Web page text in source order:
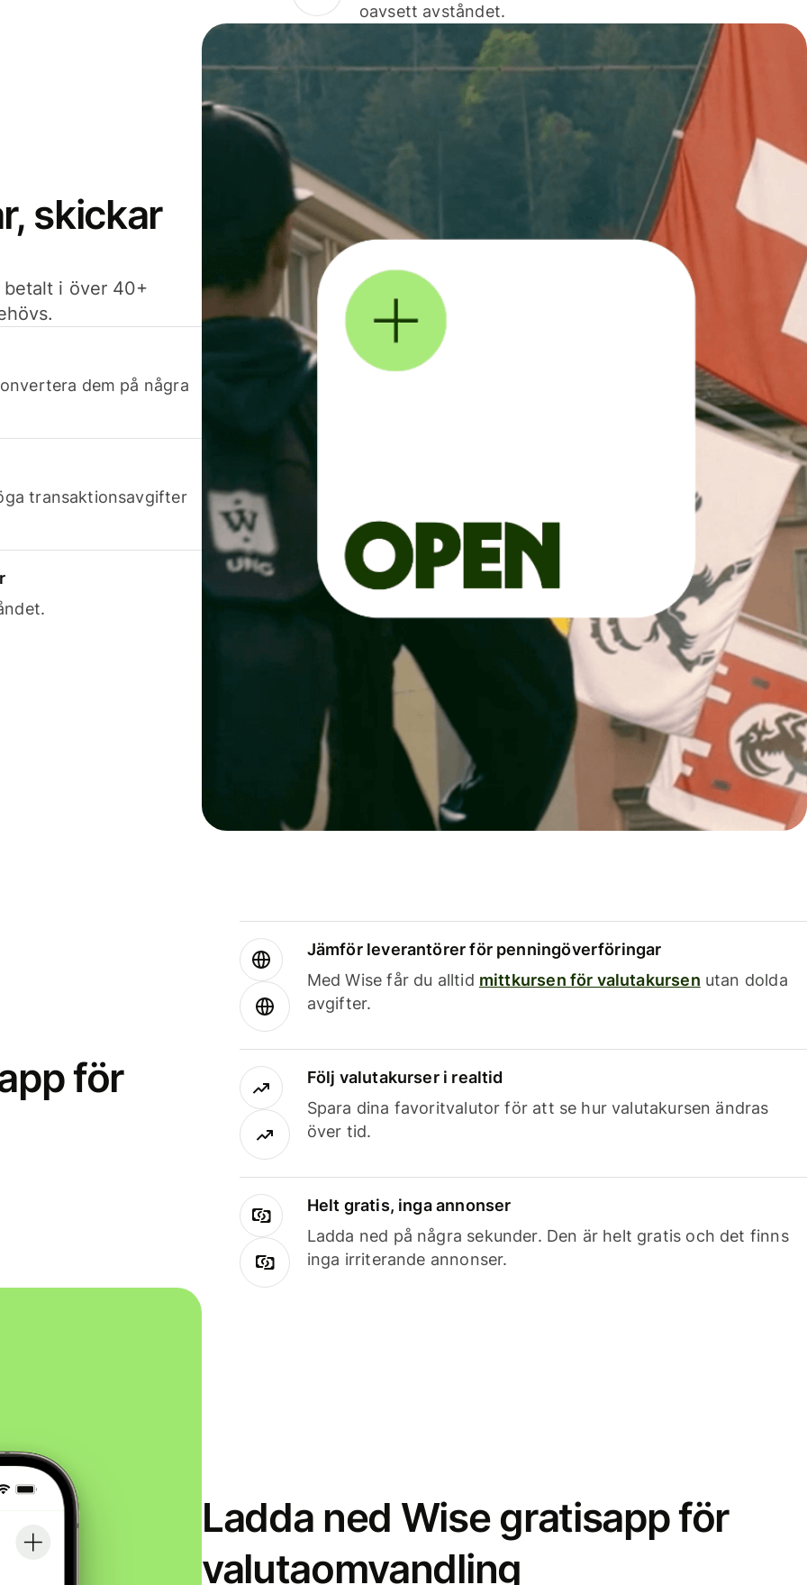
oavsett avståndet.
skickar
betalt i över 40+
dem på några
transaktionsavgifter
för
Jämför leverantörer för penningöverföringar
Med Wise får du alltid mittkursen för valutakursen utan dolda
avgifter.
Följ valutakurser i realtid
Spara dina favoritvalutor för att se hur valutakursen ändras
över tid.
Helt gratis, inga annonser
Ladda ned på några sekunder. Den är helt gratis och det finns
inga irriterande annonser.
Ladda ned Wise gratisapp för
valutaomvandling